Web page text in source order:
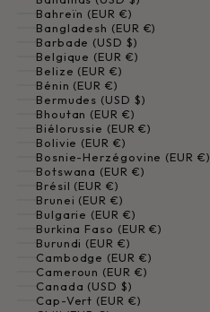
Bahreïn (EUR €)
Bangladesh (EUR €)
Barbade (USD $)
Belgique (EUR €)
Belize (EUR €)
Bénin (EUR €)
Bermudes (USD $)
Bhoutan (EUR €)
Biélorussie (EUR €)
Bolivie (EUR €)
Bosnie-Herzégovine (EUR €)
Botswana (EUR €)
Brésil (EUR €)
Brunei (EUR €)
Bulgarie (EUR €)
Burkina Faso (EUR €)
Burundi (EUR €)
Cambodge (EUR €)
Cameroun (EUR €)
Canada (USD $)
Cap-Vert (EUR €)